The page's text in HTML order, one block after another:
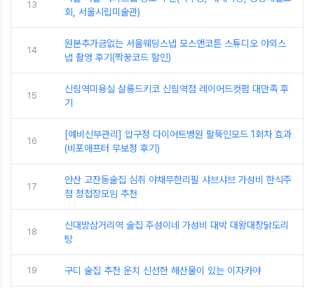
13
회, 서울시립미술관)
14
원본추가금없는 서울웨딩스냅 모스앤코튼 스튜디오 야외스
냅 촬영 후기(짝꿍코드 할인)
15
신림역미용실 살롱드키코 신림역점 레이어드컷펌 대만족 후
기
16
[예비신부관리] 압구정 다이어트병원 팔뚝인모드 1회차 효과
(비포애프터 무보정 후기)
17
안산 고잔동술집 심취 야채무한리필 샤브샤브 가성비 한식주
점 청첩장모임 추천
18
신대방삼거리역 술집 주성이네 가성비 대박 대왕대창닭도리
탕
19 구디 술집 추천 운치 신선한 해산물이 있는 이자카야